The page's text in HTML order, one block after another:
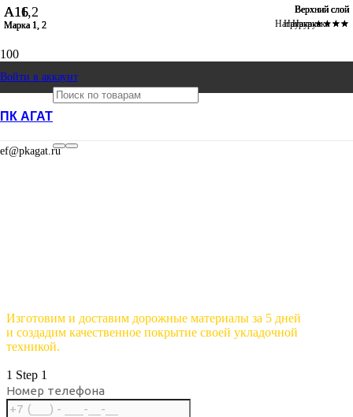
Войти в аккаунт
ПК АГАТ
ef@pkagat.ru
доставка и
укладка
Изготовим и доставим дорожные материалы за 5 дней
и создадим качественное покрытие своей укладочной
техникой.
1 Step 1
Номер телефона
А16
Марка 1, 2
Верхний слой
Нагрузка ★★★★
А16
Марка 1, 2
Верхний слой
Нагрузка ★★★
А11,2
Марка 1, 2
Верхний слой
Нагрузка ★★